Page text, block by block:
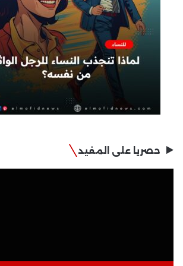
حصريا على المفيد